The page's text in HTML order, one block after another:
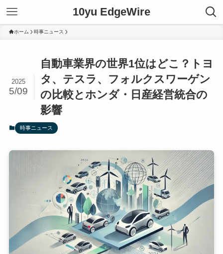
10yu EdgeWire
ホーム 時事ニュース
自動車業界の世界1位はどこ？トヨ
タ、テスラ、フォルクスワーゲン
の比較とホンダ・日産経営統合の
影響
2025
5/09
時事ニュース